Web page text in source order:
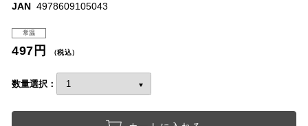
JAN 4978609105043
常温
497円 （税込）
数量選択：